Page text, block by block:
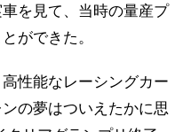
を見て、当時の量産プ
ができた。
性能なレーシングカー
の夢はついえたかに思